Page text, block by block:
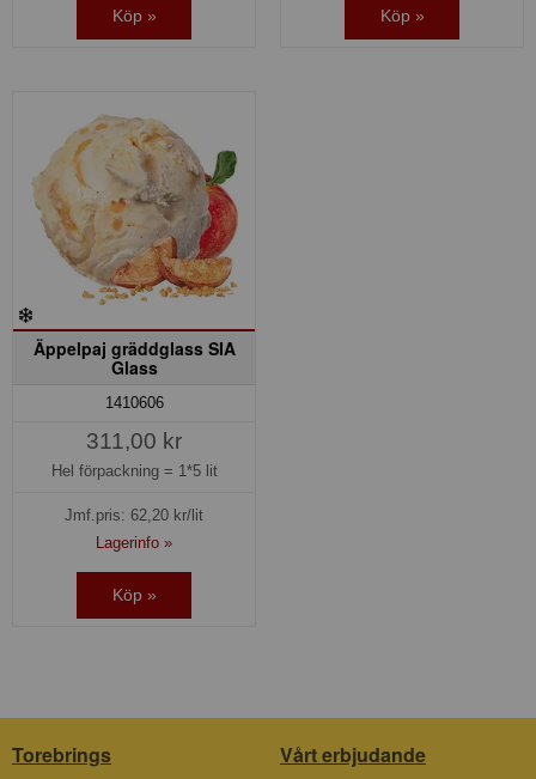
Köp » Köp »
Äppelpaj gräddglass SIA
Glass
1410606
311,00 kr
Hel förpackning = 1*5 lit
Jmf.pris: 62,20 kr/lit
Lagerinfo »
Köp »
Torebrings Vårt erbjudande